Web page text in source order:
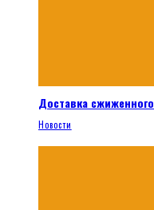
Доставка
Новости